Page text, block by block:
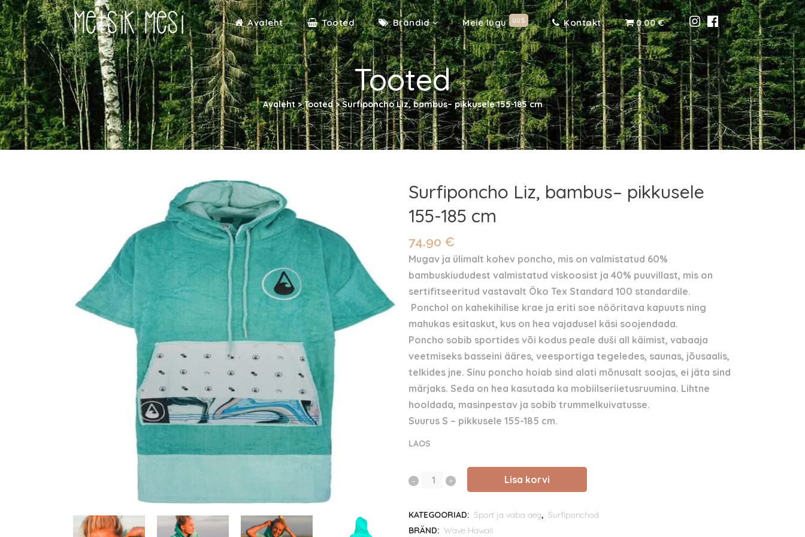
Avaleht Tooted Brändid Meie lugu UUS Kontakt 0.00 €
Tooted
Avaleht>Tooted>Surfiponcho Liz, bambus– pikkusele 155-185 cm
Surfiponcho Liz, bambus– pikkusele
155-185 cm
74.90 €
Mugav ja ülimalt kohev poncho, mis on valmistatud 60%
bambuskiududest valmistatud viskoosist ja 40% puuvillast, mis on
sertifitseeritud vastavalt Öko Tex Standard 100 standardile.
Ponchol on kahekihilise krae ja eriti soe nööritava kapuuts ning
mahukas esitaskut, kus on hea vajadusel käsi soojendada.
Poncho sobib sportides või kodus peale duši all käimist, vabaaja
veetmiseks basseini ääres, veesportiga tegeledes, saunas, jõusaalis,
telkides jne. Sinu poncho hoiab sind alati mõnusalt soojas, ei jäta sind
märjaks. Seda on hea kasutada ka mobiilseriietusruumina. Lihtne
hooldada, masinpestav ja sobib trummelkuivatusse.
Suurus S – pikkusele 155-185 cm.
LAOS
Surfiponcho
bambus–
Lisa korvi
KATEGOORIAD: Sport ja vaba aeg, Surfiponchod
BRÄND: Wave Hawaii